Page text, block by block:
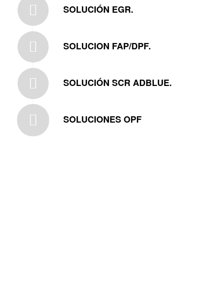
SOLUCIÓN EGR.
SOLUCION FAP/DPF.
SOLUCIÓN SCR ADBLUE.
SOLUCIONES OPF